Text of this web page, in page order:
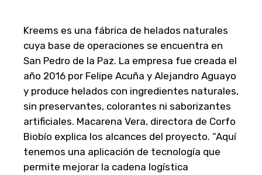
Kreems es una fábrica de helados naturales
cuya base de operaciones se encuentra en
San Pedro de la Paz. La empresa fue creada el
año 2016 por Felipe Acuña y Alejandro Aguayo
y produce helados con ingredientes naturales,
sin preservantes, colorantes ni saborizantes
artificiales. Macarena Vera, directora de Corfo
Biobío explica los alcances del proyecto. “Aquí
tenemos una aplicación de tecnología que
permite mejorar la cadena logística